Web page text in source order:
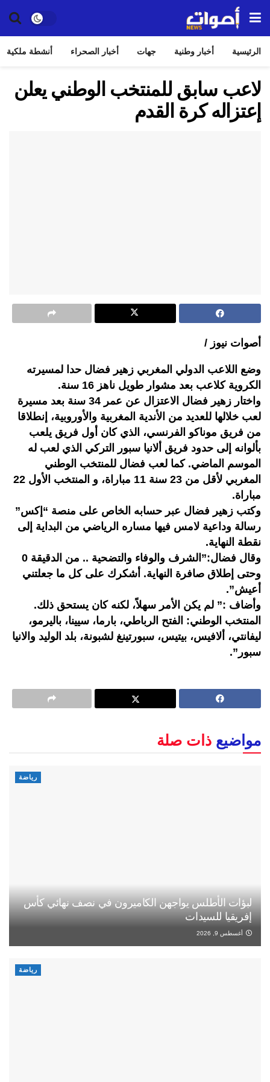
الرئيسية أخبار وطنية جهات أخبار الصحراء أنشطة ملكية
لاعب سابق للمنتخب الوطني يعلن
إعتزاله كرة القدم
أصوات نيوز /
وضع اللاعب الدولي المغربي زهير فضال حدا لمسيرته
الكروية كلاعب بعد مشوار طويل ناهز 16 سنة.
واختار زهير فضال الاعتزال عن عمر 34 سنة بعد مسيرة
لعب خلالها للعديد من الأندية المغربية والأوروبية، إنطلاقا
من فريق موناكو الفرنسي، الذي كان أول فريق يلعب
بألوانه إلى حدود فريق ألانيا سبور التركي الذي لعب له
الموسم الماضي. كما لعب فضال للمنتخب الوطني
المغربي لأقل من 23 سنة 11 مباراة، و المنتخب الأول 22
مباراة.
وكتب زهير فضال عبر حسابه الخاص على منصة “إكس”
رسالة وداعية لامس فيها مساره الرياضي من البداية إلى
نقطة النهاية.
وقال فضال:”الشرف والوفاء والتضحية .. من الدقيقة 0
وحتى إطلاق صافرة النهاية. أشكرك على كل ما جعلتني
أعيش”.
وأضاف :” لم يكن الأمر سهلاً، لكنه كان يستحق ذلك.
المنتخب الوطني: الفتح الرباطي، بارما، سيينا، باليرمو،
ليفانتي، ألافيس، بيتيس، سبورتينغ لشبونة، بلد الوليد والانيا
سبور”.
مواضيع ذات صلة
رياضة
لبؤات الأطلس يواجهن الكاميرون في نصف نهائي كأس
إفريقيا للسيدات
أغسطس 9, 2026
رياضة